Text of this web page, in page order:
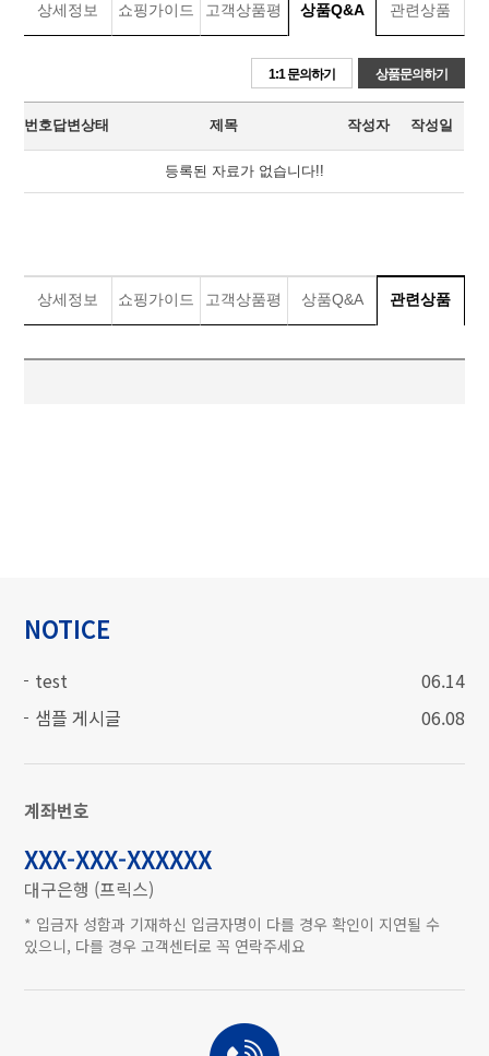
상세정보 쇼핑가이드 고객상품평 상품Q&A 관련상품
상품문의하기
1:1 문의하기
번호답변상태 제목 작성자 작성일
등록된 자료가 없습니다!!
상세정보 쇼핑가이드 고객상품평 상품Q&A 관련상품
NOTICE
test
06.14
샘플 게시글
06.08
계좌번호
XXX-XXX-XXXXXX
대구은행 (프릭스)
* 입금자 성함과 기재하신 입금자명이 다를 경우 확인이 지연될 수
있으니, 다를 경우 고객센터로 꼭 연락주세요
고객상담